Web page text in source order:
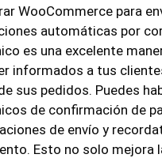
WooCommerce para
automáticas por
es una excelente
informados a tus
sus pedidos. Puedes
de confirmación de
de envío y
Esto no solo mejora